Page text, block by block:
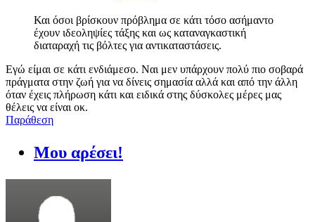
Και όσοι βρίσκουν πρόβλημα σε κάτι τόσο ασήμαντο
έχουν ιδεοληψίες τάξης και ως καταναγκαστική
διαταραχή τις βόλτες για αντικαταστάσεις.
Εγώ είμαι σε κάτι ενδιάμεσο. Ναι μεν υπάρχουν πολύ πιο σοβαρά
πράγματα στην ζωή για να δίνεις σημασία αλλά και από την άλλη
όταν έχεις πλήρωση κάτι και ειδικά στης δύσκολες μέρες μας
θέλεις να είναι οκ.
Παράθεση
Μου αρέσει!